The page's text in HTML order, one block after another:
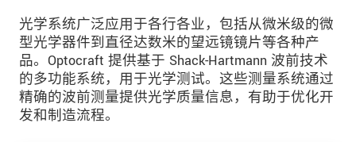
光学系统广泛应用于各行各业，包括从微米级的微
型光学器件到直径达数米的望远镜镜片等各种产
品。Optocraft 提供基于 Shack-Hartmann 波前技术
的多功能系统，用于光学测试。这些测量系统通过
精确的波前测量提供光学质量信息，有助于优化开
发和制造流程。